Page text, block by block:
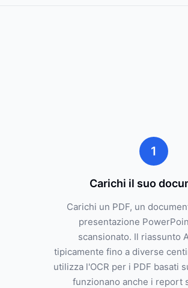
1
Carichi il suo
Carichi un PDF, un
presentazione
scansionato. Il riassunto
tipicamente fino a diverse
utilizza l'OCR per i PDF basati
funzionano anche i report